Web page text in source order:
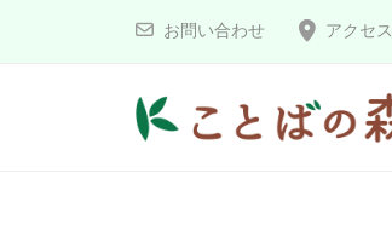
お問い合わせ アクセス
と
森